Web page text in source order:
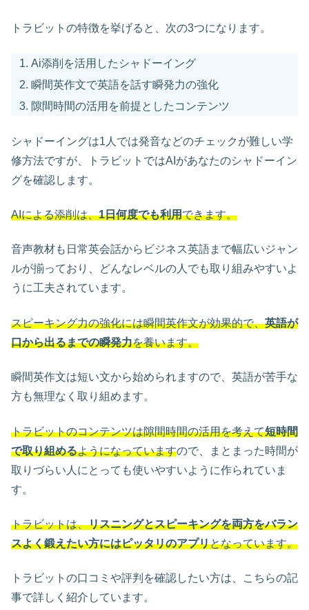
トラビットの特徴を挙げると、次の3つになります。
Ai添削を活用したシャドーイング
瞬間英作文で英語を話す瞬発力の強化
隙間時間の活用を前提としたコンテンツ
シャドーイングは1人では発音などのチェックが難しい学
修方法ですが、トラビットではAIがあなたのシャドーイン
グを確認します。
AIによる添削は、1日何度でも利用できます。
音声教材も日常英会話からビジネス英語まで幅広いジャン
ルが揃っており、どんなレベルの人でも取り組みやすいよ
うに工夫されています。
スピーキング力の強化には瞬間英作文が効果的で、英語が
口から出るまでの瞬発力を養います。
瞬間英作文は短い文から始められますので、英語が苦手な
方も無理なく取り組めます。
トラビットのコンテンツは隙間時間の活用を考えて短時間
で取り組めるようになっていますので、まとまった時間が
取りづらい人にとっても使いやすいように作られていま
す。
トラビットは、リスニングとスピーキングを両方をバラン
スよく鍛えたい方にはピッタリのアプリとなっています。
トラビットの口コミや評判を確認したい方は、こちらの記
事で詳しく紹介しています。